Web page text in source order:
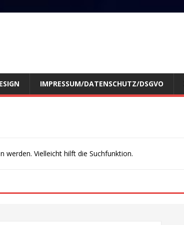
IMPRESSUM/DATENSCHUTZ/DSGVO
werden. Vielleicht hilft die Suchfunktion.